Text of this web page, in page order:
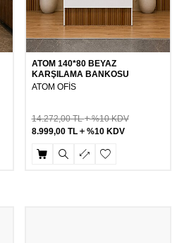
ATOM 140*80 BEYAZ
KARŞILAMA BANKOSU
ATOM OFİS
14.272,00TL %10 KDV
8.999,00TL %10 KDV